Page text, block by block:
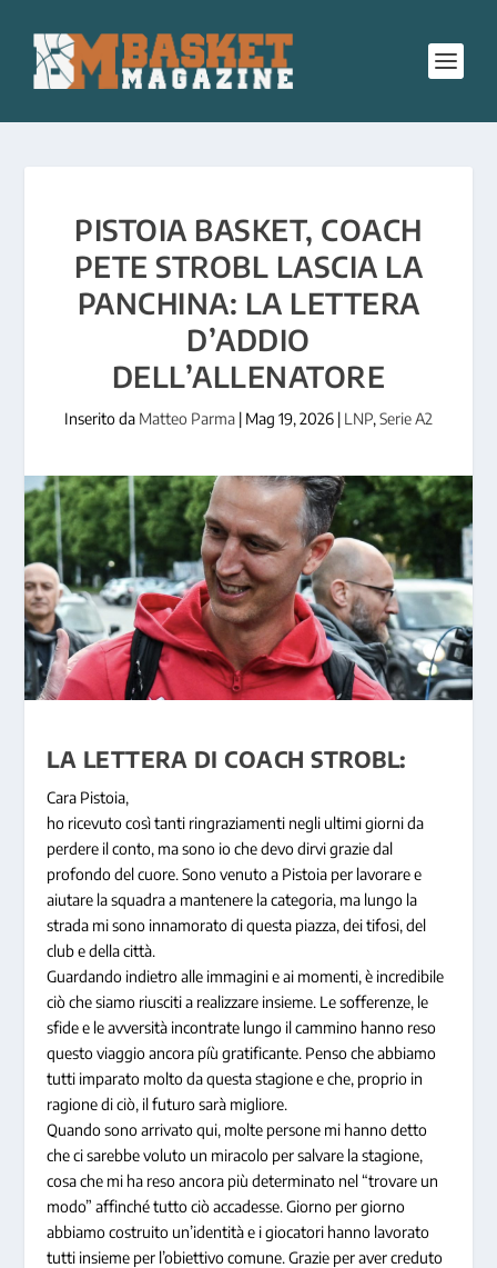
PISTOIA BASKET, COACH
PETE STROBL LASCIA LA
PANCHINA: LA LETTERA
D’ADDIO
DELL’ALLENATORE
Inserito da Matteo Parma | Mag 19, 2026 | LNP, Serie A2
LA LETTERA DI COACH STROBL:
Cara Pistoia,
ho ricevuto così tanti ringraziamenti negli ultimi giorni da
perdere il conto, ma sono io che devo dirvi grazie dal
profondo del cuore. Sono venuto a Pistoia per lavorare e
aiutare la squadra a mantenere la categoria, ma lungo la
strada mi sono innamorato di questa piazza, dei tifosi, del
club e della città.
Guardando indietro alle immagini e ai momenti, è incredibile
ciò che siamo riusciti a realizzare insieme. Le sofferenze, le
sfide e le avversità incontrate lungo il cammino hanno reso
questo viaggio ancora píù gratificante. Penso che abbiamo
tutti imparato molto da questa stagione e che, proprio in
ragione di ciò, il futuro sarà migliore.
Quando sono arrivato qui, molte persone mi hanno detto
che ci sarebbe voluto un miracolo per salvare la stagione,
cosa che mi ha reso ancora più determinato nel “trovare un
modo” affinché tutto ciò accadesse. Giorno per giorno
abbiamo costruito un’identità e i giocatori hanno lavorato
tutti insieme per l’obiettivo comune. Grazie per aver creduto